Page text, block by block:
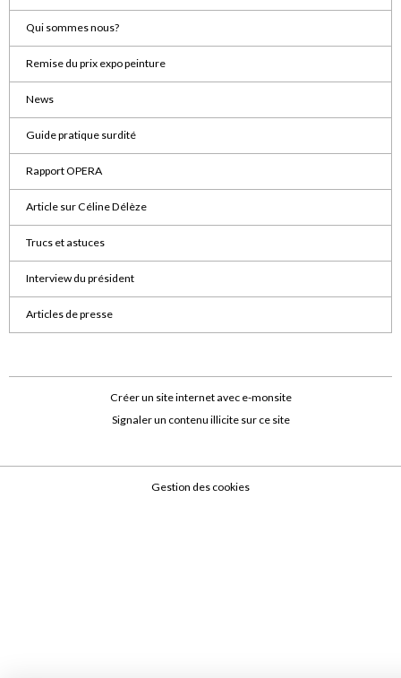
Qui sommes nous?
Remise du prix expo peinture
News
Guide pratique surdité
Rapport OPERA
Article sur Céline Délèze
Trucs et astuces
Interview du président
Articles de presse
Créer un site internet avec e-monsite
Signaler un contenu illicite sur ce site
Gestion des cookies